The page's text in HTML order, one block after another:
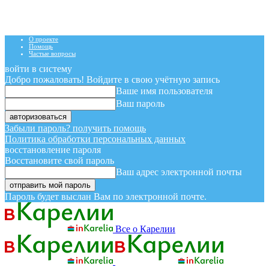
О проекте
Помощь
Частые вопросы
войти в систему
Добро пожаловать! Войдите в свою учётную запись
Ваше имя пользователя
Ваш пароль
Забыли пароль? получить помощь
Политика обработки персональных данных
восстановление пароля
Восстановите свой пароль
Ваш адрес электронной почты
Пароль будет выслан Вам по электронной почте.
Все о Карелии